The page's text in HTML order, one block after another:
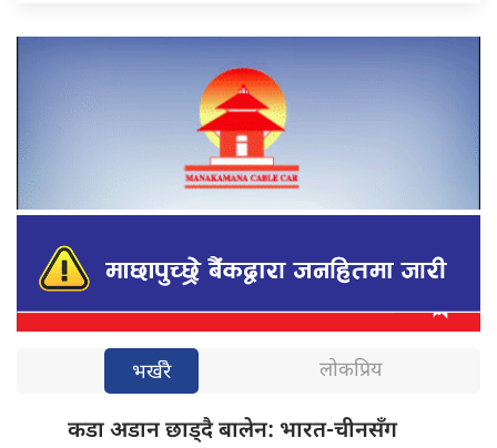
भर्खरै लोकप्रिय
कडा अडानछाड्दै बालेन: भारत-चीनसँग